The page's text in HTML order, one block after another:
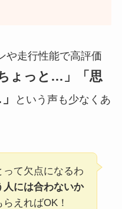
や走行性能で高評価
ょっと…」「思
という声も少なくあ
て欠点になるわ
人には合わないか
えればOK！